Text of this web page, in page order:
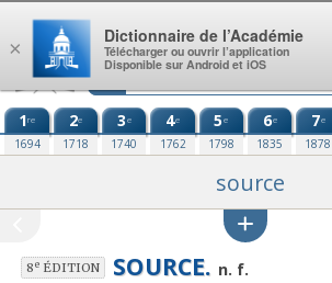
Aller au contenu
1re
1694
2e
1718
3e
1740
4e
1762
5e
1798
6e
1835
7e
1878
source
8eÉDITION SOURCE. n. f.
×
Dictionnaire de l’Académie
Télécharger ou ouvrir l’application
Disponible sur Android et iOS